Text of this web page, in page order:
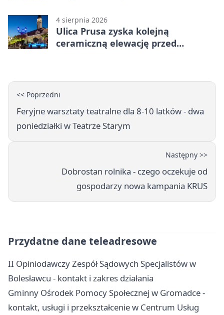
4 sierpnia 2026
Ulica Prusa zyska kolejną
ceramiczną elewację przed
<< Poprzedni
Feryjne warsztaty teatralne dla 8-10 latków - dwa
poniedziałki w Teatrze Starym
Następny >>
Dobrostan rolnika - czego oczekuje od
gospodarzy nowa kampania KRUS
Przydatne dane teleadresowe
II Opiniodawczy Zespół Sądowych Specjalistów w
Bolesławcu - kontakt i zakres działania
Gminny Ośrodek Pomocy Społecznej w Gromadce -
kontakt, usługi i przekształcenie w Centrum Usług